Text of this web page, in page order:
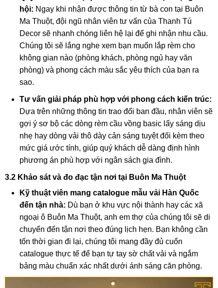
hội: Ngay khi nhận được thông tin từ bà con tại Buôn
Ma Thuột, đội ngũ nhân viên tư vấn của Thanh Tú
Decor sẽ nhanh chóng liên hệ lại để ghi nhận nhu cầu.
Chúng tôi sẽ lắng nghe xem bạn muốn lắp rèm cho
không gian nào (phòng khách, phòng ngủ hay văn
phòng) và phong cách màu sắc yêu thích của bạn ra
sao.
Tư vấn giải pháp phù hợp với phong cách kiến trúc:
Dựa trên những thông tin trao đổi ban đầu, nhân viên sẽ
gợi ý sơ bộ các dòng rèm cầu vồng basic lấy sáng dịu
nhẹ hay dòng vải thô dày cản sáng tuyệt đối kèm theo
mức giá ước tính, giúp quý khách dễ dàng định hình
phương án phù hợp với ngân sách gia đình.
3.2 Khảo sát và đo đạc tận nơi tại Buôn Ma Thuột
Kỹ thuật viên mang catalogue mẫu vải Hàn Quốc
đến tận nhà: Dù bạn ở khu vực nội thành hay các xã
ngoại ô Buôn Ma Thuột, anh em thợ của chúng tôi sẽ di
chuyển đến tận nơi theo đúng lịch hẹn. Bạn không cần
tốn thời gian đi lại, chúng tôi mang đầy đủ cuốn
catalogue thực tế để bạn tự tay sờ chất vải và ngắm
bảng màu chuẩn xác nhất dưới ánh sáng căn phòng.